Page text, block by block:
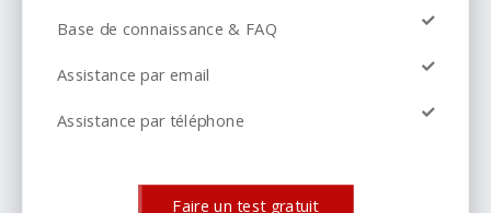
Base de connaissance & FAQ
Assistance par email
Assistance par téléphone
Faire un test gratuit